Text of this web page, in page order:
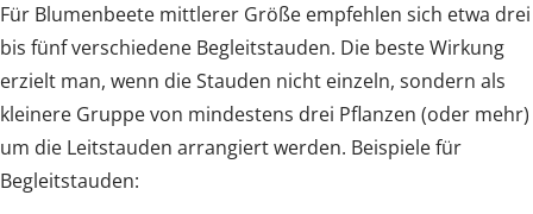
Für Blumenbeete mittlerer Größe empfehlen sich etwa drei
bis fünf verschiedene Begleitstauden. Die beste Wirkung
erzielt man, wenn die Stauden nicht einzeln, sondern als
kleinere Gruppe von mindestens drei Pflanzen (oder mehr)
um die Leitstauden arrangiert werden. Beispiele für
Begleitstauden: